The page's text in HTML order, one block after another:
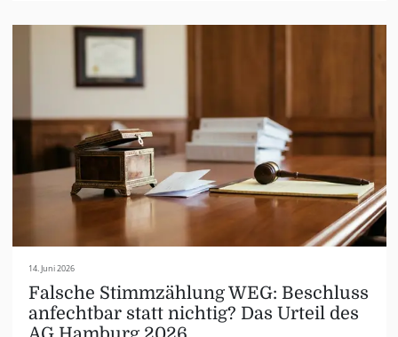
14. Juni 2026
Falsche Stimmzählung WEG: Beschluss
anfechtbar statt nichtig? Das Urteil des